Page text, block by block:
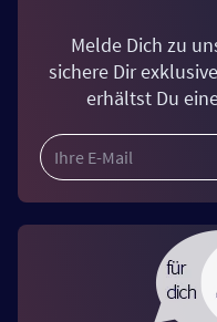
Melde Dich zu
sichere Dir
erhältst Du